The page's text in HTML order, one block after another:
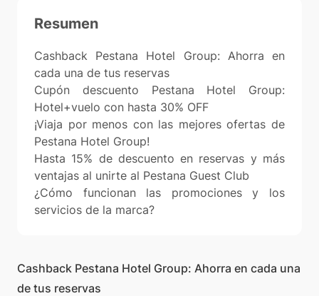
Resumen
Cashback Pestana Hotel Group: Ahorra en
cada una de tus reservas
Cupón descuento Pestana Hotel Group:
Hotel+vuelo con hasta 30% OFF
¡Viaja por menos con las mejores ofertas de
Pestana Hotel Group!
Hasta 15% de descuento en reservas y más
ventajas al unirte al Pestana Guest Club
¿Cómo funcionan las promociones y los
servicios de la marca?
Cashback Pestana Hotel Group: Ahorra en cada una
de tus reservas